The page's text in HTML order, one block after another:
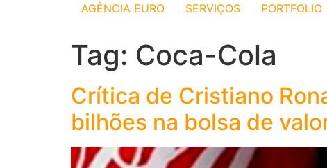
AGÊNCIA EURO SERVIÇOS PORTFOLIO
Tag: Coca-Cola
Crítica de Cristiano
bilhões na bolsa de